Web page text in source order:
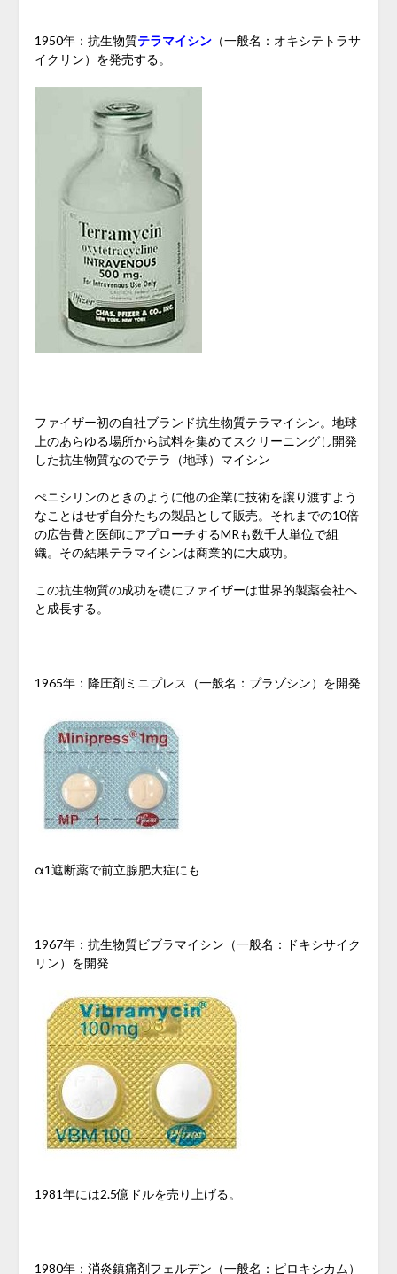
1950年：抗生物質テラマイシン（一般名：オキシテトラサ
イクリン）を発売する。
ファイザー初の自社ブランド抗生物質テラマイシン。地球
上のあらゆる場所から試料を集めてスクリーニングし開発
した抗生物質なのでテラ（地球）マイシン
ぺニシリンのときのように他の企業に技術を譲り渡すよう
なことはせず自分たちの製品として販売。それまでの10倍
の広告費と医師にアプローチするMRも数千人単位で組
織。その結果テラマイシンは商業的に大成功。
この抗生物質の成功を礎にファイザーは世界的製薬会社へ
と成長する。
1965年：降圧剤ミニプレス（一般名：プラゾシン）を開発
α1遮断薬で前立腺肥大症にも
1967年：抗生物質ビブラマイシン（一般名：ドキシサイク
リン）を開発
1981年には2.5億ドルを売り上げる。
1980年：消炎鎮痛剤フェルデン（一般名：ピロキシカム）